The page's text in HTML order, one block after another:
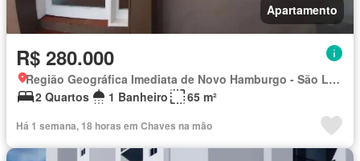
Apartamento
R$ 280.000
Região Geográfica Imediata de Novo Hamburgo - São Leopoldo, Região Metropolitana de Porto Alegre
2 Quartos
1 Banheiro 65 m²
Há 1 semana, 18 horas em Chaves na mão